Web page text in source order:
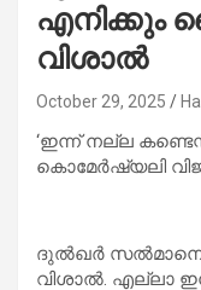
എനിക്കും
വിശാൽ
October 29, 2025
‘ഇന്ന് നല്ല
കൊമേർഷ്യലി
ദുൽഖർ
വിശാൽ. എല്ലാ